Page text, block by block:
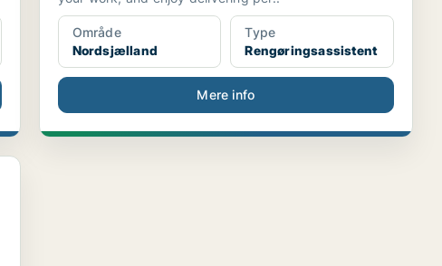
Område
Nordsjælland
Type
Rengøringsassistent
Mere info